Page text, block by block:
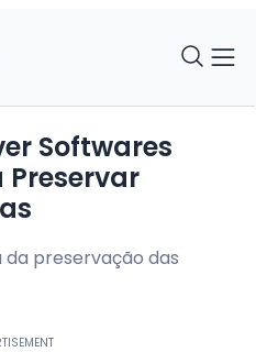
Softwares
preservação das